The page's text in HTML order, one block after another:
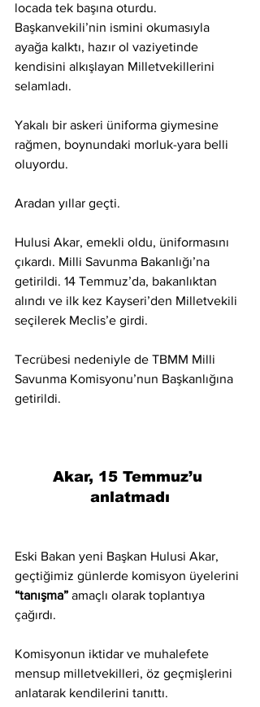
locada tek başına oturdu.
Başkanvekili’nin ismini okumasıyla
ayağa kalktı, hazır ol vaziyetinde
kendisini alkışlayan Milletvekillerini
selamladı.
Yakalı bir askeri üniforma giymesine
rağmen, boynundaki morluk-yara belli
oluyordu.
Aradan yıllar geçti.
Hulusi Akar, emekli oldu, üniformasını
çıkardı. Milli Savunma Bakanlığı’na
getirildi. 14 Temmuz’da, bakanlıktan
alındı ve ilk kez Kayseri’den Milletvekili
seçilerek Meclis’e girdi.
Tecrübesi nedeniyle de TBMM Milli
Savunma Komisyonu’nun Başkanlığına
getirildi.
Akar, 15 Temmuz’u
anlatmadı
Eski Bakan yeni Başkan Hulusi Akar,
geçtiğimiz günlerde komisyon üyelerini
“tanışma” amaçlı olarak toplantıya
çağırdı.
Komisyonun iktidar ve muhalefete
mensup milletvekilleri, öz geçmişlerini
anlatarak kendilerini tanıttı.